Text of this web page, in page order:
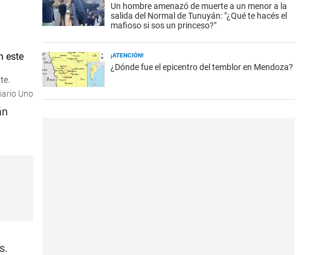
Uno
Un hombre amenazó de muerte a un menor a la
salida del Normal de Tunuyán: "¿Qué te hacés el
mafioso si sos un princeso?"
¡ATENCIÓN!
¿Dónde fue el epicentro del temblor en Mendoza?